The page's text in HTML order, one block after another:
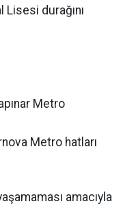
durağını
Metro
Metro hatları
amacıyla